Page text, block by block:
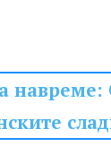
навреме: